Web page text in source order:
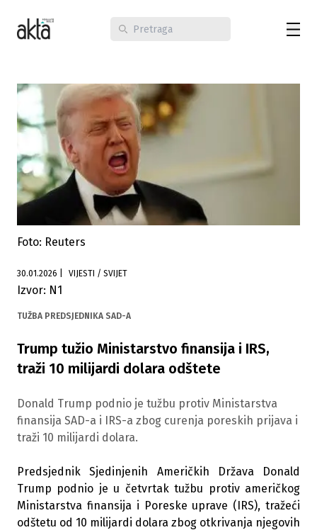
Foto: Reuters
30.01.2026 VIJESTI / SVIJET
Izvor: N1
TUŽBA PREDSJEDNIKA SAD-A
Trump tužio Ministarstvo finansija i IRS,
traži 10 milijardi dolara odštete
Donald Trump podnio je tužbu protiv Ministarstva
finansija SAD-a i IRS-a zbog curenja poreskih prijava i
traži 10 milijardi dolara.
Predsjednik Sjedinjenih Američkih Država Donald
Trump podnio je u četvrtak tužbu protiv američkog
Ministarstva finansija i Poreske uprave (IRS), tražeći
odštetu od 10 milijardi dolara zbog otkrivanja njegovih